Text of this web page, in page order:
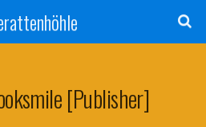
[Publisher]